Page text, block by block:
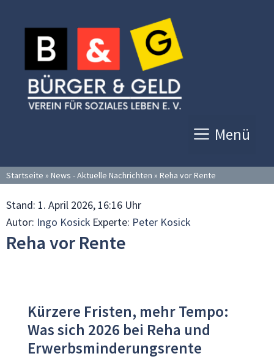
Inhalt
springen
Menü
Startseite » News - Aktuelle Nachrichten » Reha vor Rente
Stand: 1. April 2026, 16:16 Uhr
Autor: Ingo Kosick Experte: Peter Kosick
Reha vor Rente
Kürzere Fristen, mehr Tempo:
Was sich 2026 bei Reha und
Erwerbsminderungsrente